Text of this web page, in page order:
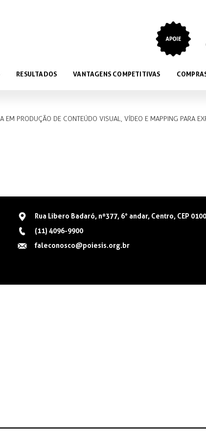
RESULTADOS VANTAGENS COMPETITIVAS
PRODUÇÃO DE CONTEÚDO VISUAL, VÍDEO E MAPPING PARA
Rua Libero Badaró, nº377, 6° andar, Centro, CEP
(11) 4096-9900
faleconosco@poiesis.org.br